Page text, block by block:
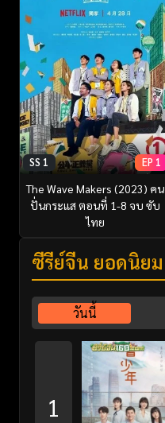
SS 1 EP 1
The Wave Makers (2023) คน
ปั่นกระแส ตอนที่ 1-8 จบ ซับ
ไทย
ซีรี่ย์จีน ยอดนิยม
วันนี้
1